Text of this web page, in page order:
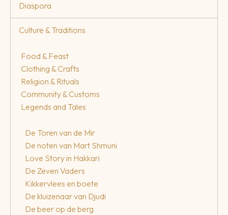
Diaspora
Culture & Traditions
Food & Feast
Clothing & Crafts
Religion & Rituals
Community & Customs
Legends and Tales
De Toren van de Mir
De noten van Mart Shmuni
Love Story in Hakkari
De Zeven Vaders
Kikkervlees en boete
De kluizenaar van Djudi
De beer op de berg